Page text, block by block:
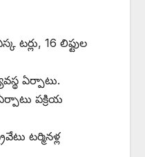
టర్లు, 16 లిఫ్టుల
ఏర్పాటు.
పక్రియ
టర్మినళ్ల